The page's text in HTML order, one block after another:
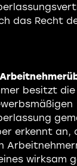
das Recht
besitzt
erkennt an,
wirksam